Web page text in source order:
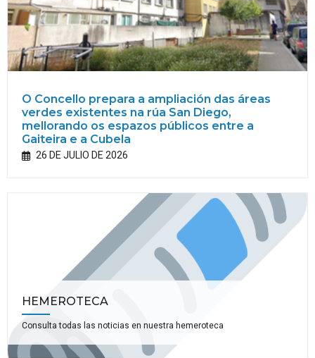
O Concello prepara a ampliación das áreas
verdes existentes na rúa San Diego,
mellorando os espazos públicos entre a
Gaiteira e a Cubela
26 DE JULIO DE 2026
HEMEROTECA
Consulta todas las noticias en nuestra hemeroteca